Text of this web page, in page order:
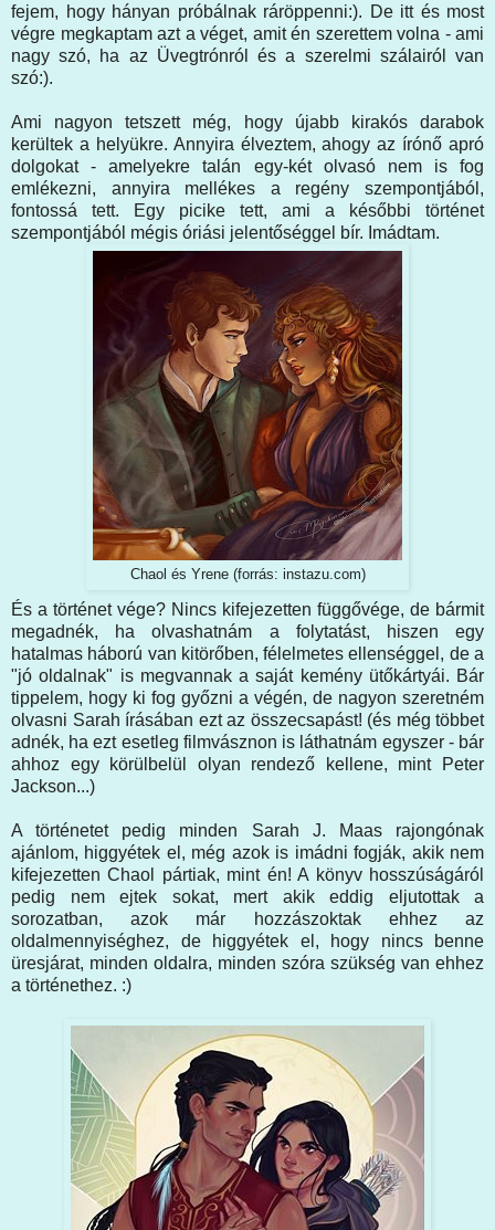
fejem, hogy hányan próbálnak ráröppenni:). De itt és most
végre megkaptam azt a véget, amit én szerettem volna - ami
nagy szó, ha az Üvegtrónról és a szerelmi szálairól van
szó:).
Ami nagyon tetszett még, hogy újabb kirakós darabok
kerültek a helyükre. Annyira élveztem, ahogy az írónő apró
dolgokat - amelyekre talán egy-két olvasó nem is fog
emlékezni, annyira mellékes a regény szempontjából,
fontossá tett. Egy picike tett, ami a későbbi történet
szempontjából mégis óriási jelentőséggel bír. Imádtam.
Chaol és Yrene (forrás: instazu.com)
És a történet vége? Nincs kifejezetten függővége, de bármit
megadnék, ha olvashatnám a folytatást, hiszen egy
hatalmas háború van kitörőben, félelmetes ellenséggel, de a
"jó oldalnak" is megvannak a saját kemény ütőkártyái. Bár
tippelem, hogy ki fog győzni a végén, de nagyon szeretném
olvasni Sarah írásában ezt az összecsapást! (és még többet
adnék, ha ezt esetleg filmvásznon is láthatnám egyszer - bár
ahhoz egy körülbelül olyan rendező kellene, mint Peter
Jackson...)
A történetet pedig minden Sarah J. Maas rajongónak
ajánlom, higgyétek el, még azok is imádni fogják, akik nem
kifejezetten Chaol pártiak, mint én! A könyv hosszúságáról
pedig nem ejtek sokat, mert akik eddig eljutottak a
sorozatban, azok már hozzászoktak ehhez az
oldalmennyiséghez, de higgyétek el, hogy nincs benne
üresjárat, minden oldalra, minden szóra szükség van ehhez
a történethez. :)